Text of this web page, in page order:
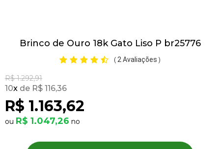
Brinco de Ouro 18k Gato Liso P br25776
( 2 Avaliações )
R$ 1.292,91
R$ 1.163,62
10x R$ 116,36
R$ 1.047,26
Pedras Preciosas
OFERTAS